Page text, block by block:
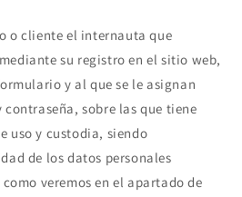
o cliente el internauta que
su registro en el sitio web,
y al que se le asignan
contraseña, sobre las que tiene
uso y custodia, siendo
de los datos personales
veremos en el apartado de